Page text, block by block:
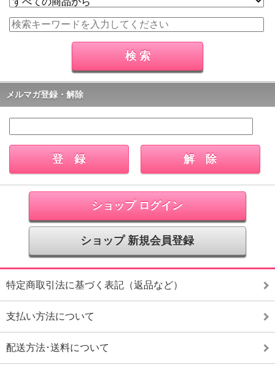
メルマガ登録・解除
ショップ ログイン
ショップ 新規会員登録
特定商取引法に基づく表記（返品など）
支払い方法について
配送方法･送料について